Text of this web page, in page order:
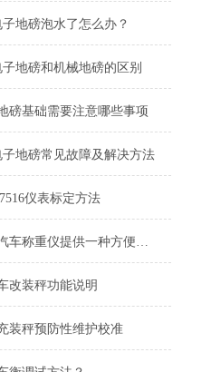
子地磅泡水了怎么办？
子地磅和机械地磅的区别
磅基础需要注意哪些事项
子地磅常见故障及解决方法
仪表标定方法
便携式汽车称重仪提供一种方便快速且准确的车辆载重测量方式
改装秤功能说明
装秤预防性维护校准